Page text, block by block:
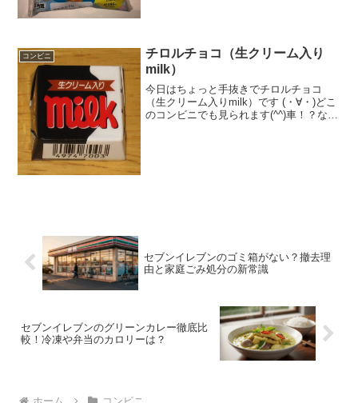
コンビニ
チロルチョコ（生クリーム入り
milk）
今日はちょっと手抜きでチロルチョコ
（生クリーム入りmilk）です (・∀・)どこ
のコンビニでも見られます(^^)車！？な
セブンイレブンのゴミ箱がない？撤去理
由と家庭ごみ処分の新常識
セブンイレブンのグリーンカレー徹底比
較！冷凍や弁当のカロリーは？